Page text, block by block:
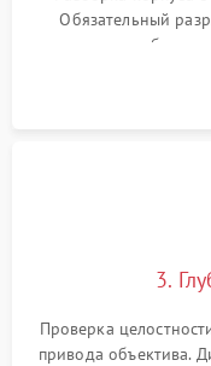
Обязательный
вспышки для
пыли, песка и
3.
Проверка
привода объектива.